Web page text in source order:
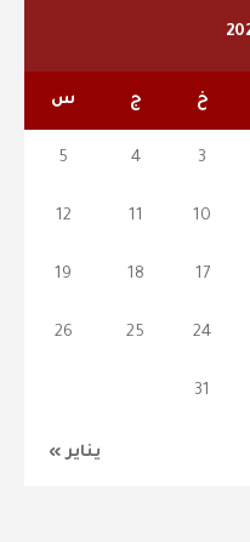
خ ج س
يناير »
3
4
5
10
11
12
17
18
19
24
25
26
31